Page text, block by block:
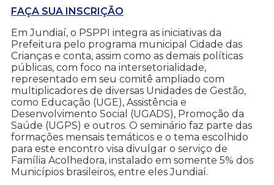
FAÇA SUA INSCRIÇÃO
Em Jundiaí, o PSPPI integra as iniciativas da
Prefeitura pelo programa municipal Cidade das
Crianças e conta, assim como as demais políticas
públicas, com foco na intersetorialidade,
representado em seu comitê ampliado com
multiplicadores de diversas Unidades de Gestão,
como Educação (UGE), Assistência e
Desenvolvimento Social (UGADS), Promoção da
Saúde (UGPS) e outros. O seminário faz parte das
formações mensais temáticos e o tema escolhido
para este encontro visa divulgar o serviço de
Família Acolhedora, instalado em somente 5% dos
Municípios brasileiros, entre eles Jundiaí.